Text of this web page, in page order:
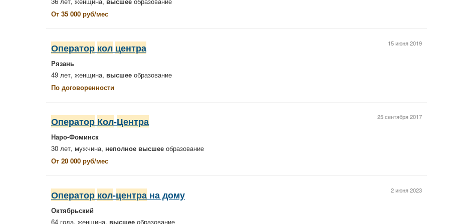
От 35 000 руб/мес
15 июня 2019
Оператор кол центра
Рязань
49 лет, женщина, высшее образование
По договоренности
25 сентября 2017
Оператор Кол-Центра
Наро-Фоминск
30 лет, мужчина, неполное высшее образование
От 20 000 руб/мес
2 июня 2023
Оператор кол-центра на дому
Октябрьский
64 года, женщина, высшее образование